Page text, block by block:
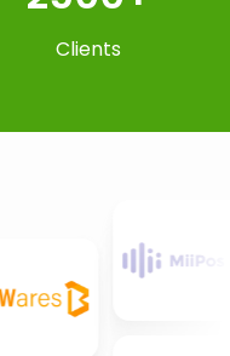
Clients